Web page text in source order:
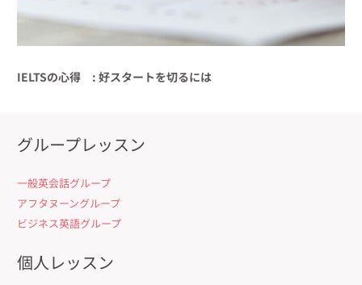
IELTSの心得 : 好スタートを切るには
グループレッスン
一般英会話グループ
アフタヌーングループ
ビジネス英語グループ
個人レッスン